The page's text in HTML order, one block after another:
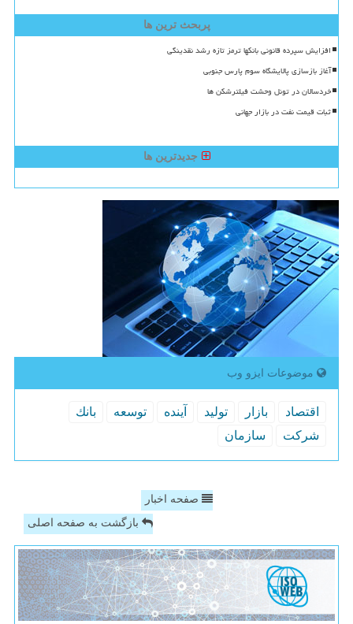
پربحث ترین ها
افزایش سپرده قانونی بانکها ترمز تازه رشد نقدینگی
آغاز بازسازی پالایشگاه سوم پارس جنوبی
خردسالان در تونل وحشت فیلترشکن ها
ثبات قیمت نفت در بازار جهانی
جدیدترین ها
موضوعات ایزو وب
اقتصاد بازار تولید آینده توسعه
بانك
شركت
سازمان
صفحه اخبار
بازگشت به صفحه اصلی